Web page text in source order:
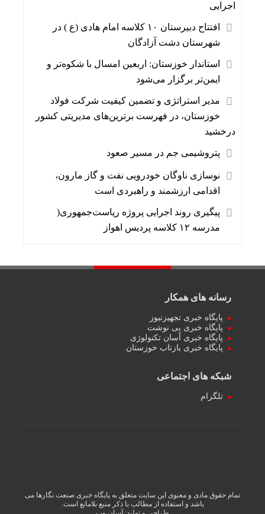
اجرایی
افتتاح دبیرستان ۱۰ کلاسه امام هادی (ع ) در
شهرستان دشت آزادگان
استاندار خوزستان: اربعین امسال با شکوه‌تر و
ایمن‌تر برگزار می‌شود
مدیر استراتژی و تضمین کیفیت شرکت فولاد
خوزستان، در فهرست برترین‌های مدیریتی کشور
درخشید
پتروشیمی جم در مسیر صعود
نوسازی ناوگان خودرویی نفت و گاز مارون،
اقدامی ارزشمند و راهبردی است
پیگیری روند اجرایی پروژه ریاست‌جمهوری(
مدرسه ۱۲ کلاسه پردیس اهواز
رسانه های همکار
پایگاه خبری تجهیزنیوز
پایگاه خبری پی نوشت
پایگاه خبری آسان تکنولوژی
پایگاه خبری بازتاب خوزستان
شبکه های اجتماعی
تلگرام
تمام حقوق مادی و معنوی این سایت متعلق به پایگاه خبری صنعت نگارها می
باشد و استفاده از مطالب با ذکر منبع بلامانع است.